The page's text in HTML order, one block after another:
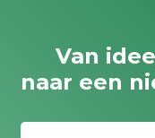
Van
naar een